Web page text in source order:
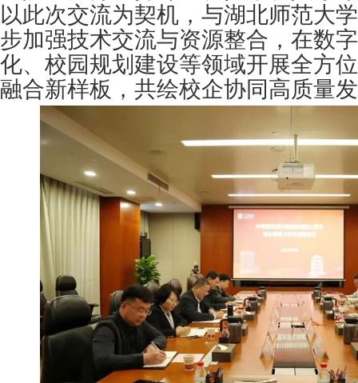
以此次交流为契机，与湖北师范大
步加强技术交流与资源整合，在数
化、校园规划建设等领域开展全方
融合新样板，共绘校企协同高质量